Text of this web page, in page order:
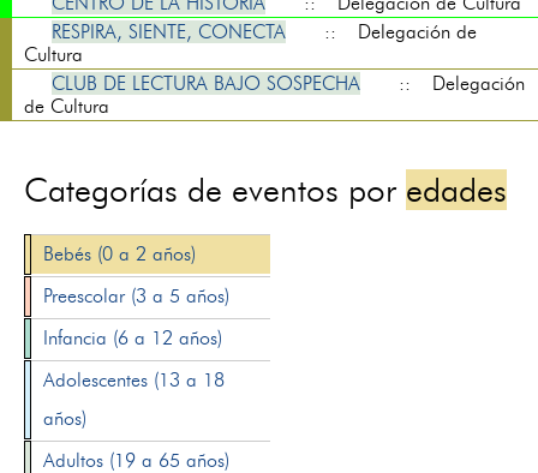
RESPIRA, SIENTE, CONECTA
:: Delegación de
Cultura
CLUB DE LECTURA BAJO SOSPECHA
:: Delegación
de Cultura
Categorías de eventos por edades
Bebés (0 a 2 años)
Preescolar (3 a 5 años)
Infancia (6 a 12 años)
Adolescentes (13 a 18
años)
Adultos (19 a 65 años)